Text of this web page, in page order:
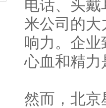
电话、头
米公司的大
响力。企
心血和精力
然而，北京